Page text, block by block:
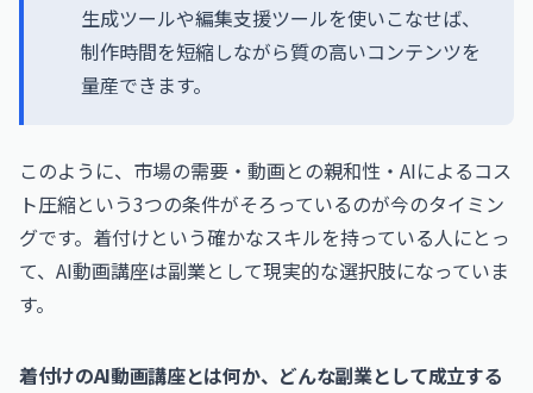
生成ツールや編集支援ツールを使いこなせば、
制作時間を短縮しながら質の高いコンテンツを
量産できます。
このように、市場の需要・動画との親和性・AIによるコス
ト圧縮という3つの条件がそろっているのが今のタイミン
グです。着付けという確かなスキルを持っている人にとっ
て、AI動画講座は副業として現実的な選択肢になっていま
す。
着付けのAI動画講座とは何か、どんな副業として成立する